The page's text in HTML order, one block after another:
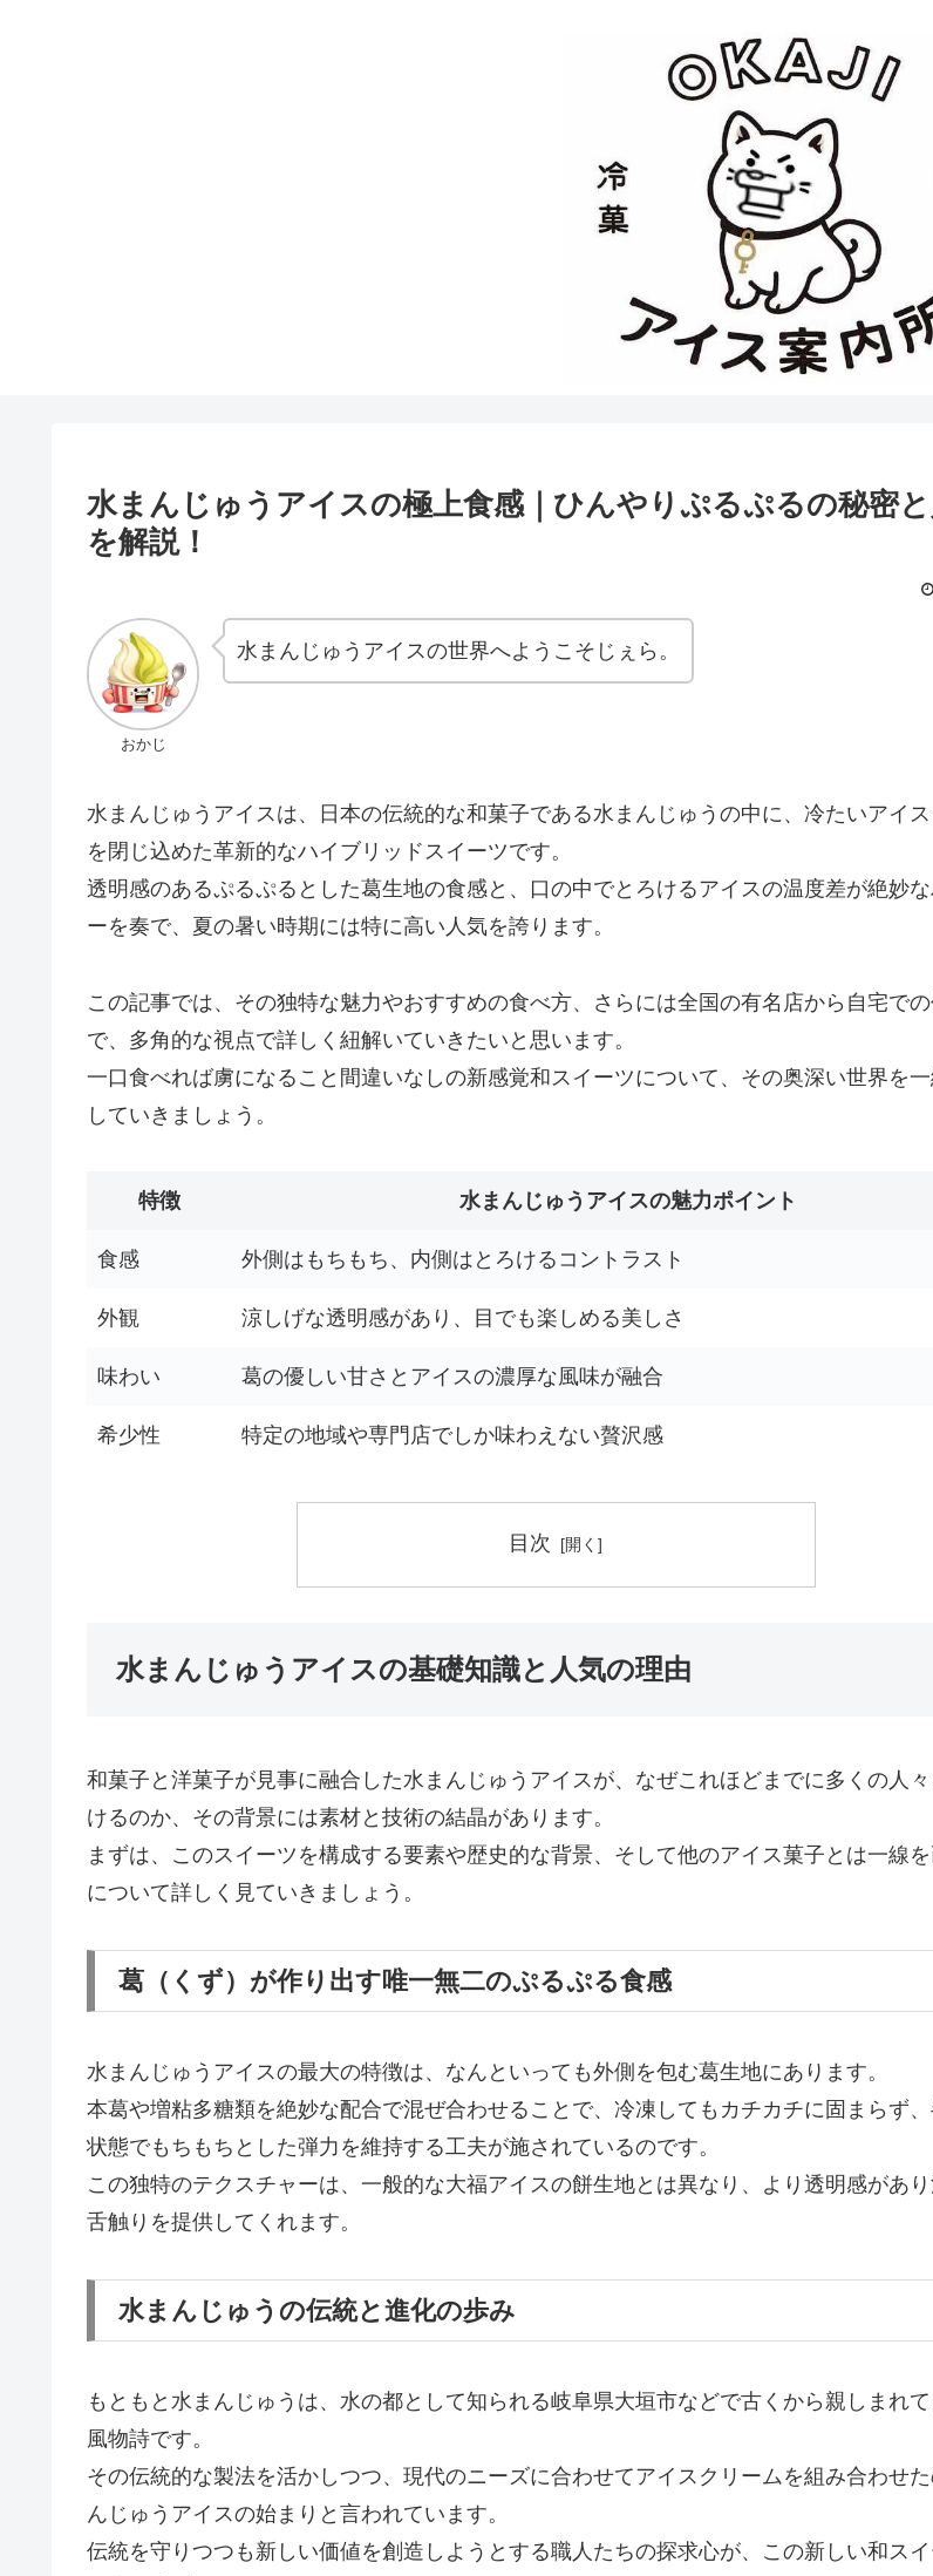
水まんじゅうアイスの極上食感｜ひんやりぷるぷるの秘密
を解説！
おかじ
水まんじゅうアイスの世界へようこそじぇら。
水まんじゅうアイスは、日本の伝統的な和菓子である水まんじゅうの中に、冷たいアイ
を閉じ込めた革新的なハイブリッドスイーツです。
透明感のあるぷるぷるとした葛生地の食感と、口の中でとろけるアイスの温度差が絶妙
ーを奏で、夏の暑い時期には特に高い人気を誇ります。
この記事では、その独特な魅力やおすすめの食べ方、さらには全国の有名店から自宅での
で、多角的な視点で詳しく紐解いていきたいと思います。
一口食べれば虜になること間違いなしの新感覚和スイーツについて、その奥深い世界を
していきましょう。
特徴 水まんじゅうアイスの魅力ポイント
食感 外側はもちもち、内側はとろけるコントラスト
外観 涼しげな透明感があり、目でも楽しめる美しさ
味わい 葛の優しい甘さとアイスの濃厚な風味が融合
希少性 特定の地域や専門店でしか味わえない贅沢感
目次
水まんじゅうアイスの基礎知識と人気の理由
和菓子と洋菓子が見事に融合した水まんじゅうアイスが、なぜこれほどまでに多くの人
けるのか、その背景には素材と技術の結晶があります。
まずは、このスイーツを構成する要素や歴史的な背景、そして他のアイス菓子とは一線
について詳しく見ていきましょう。
葛（くず）が作り出す唯一無二のぷるぷる食感
水まんじゅうアイスの最大の特徴は、なんといっても外側を包む葛生地にあります。
本葛や増粘多糖類を絶妙な配合で混ぜ合わせることで、冷凍してもカチカチに固まらず
状態でもちもちとした弾力を維持する工夫が施されているのです。
この独特のテクスチャーは、一般的な大福アイスの餅生地とは異なり、より透明感があ
舌触りを提供してくれます。
水まんじゅうの伝統と進化の歩み
もともと水まんじゅうは、水の都として知られる岐阜県大垣市などで古くから親しまれ
風物詩です。
その伝統的な製法を活かしつつ、現代のニーズに合わせてアイスクリームを組み合わせた
んじゅうアイスの始まりと言われています。
伝統を守りつつも新しい価値を創造しようとする職人たちの探求心が、この新しい和ス